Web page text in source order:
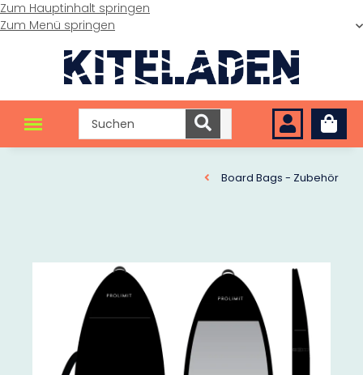
Zum Hauptinhalt springen
Zum Menü springen
Board Bags - Zubehör